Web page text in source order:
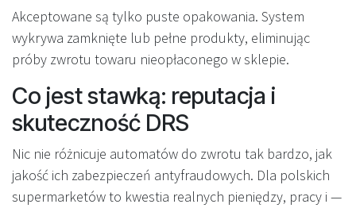
Akceptowane są tylko puste opakowania. System
wykrywa zamknięte lub pełne produkty, eliminując
próby zwrotu towaru nieopłaconego w sklepie.
Co jest stawką: reputacja i
skuteczność DRS
Nic nie różnicuje automatów do zwrotu tak bardzo, jak
jakość ich zabezpieczeń antyfraudowych. Dla polskich
supermarketów to kwestia realnych pieniędzy, pracy i —